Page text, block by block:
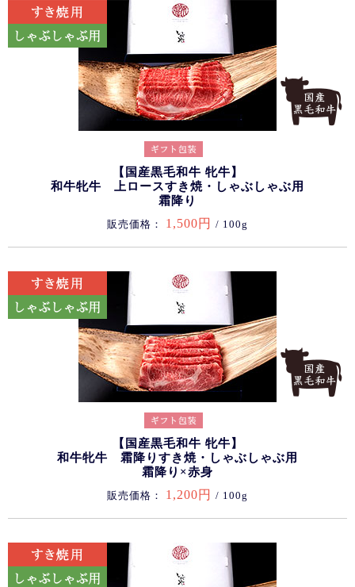
【国産黒毛和牛 牝牛】
和牛牝牛 上ロースすき焼・しゃぶしゃぶ用
霜降り
販売価格： 1,500円 / 100g
【国産黒毛和牛 牝牛】
和牛牝牛 霜降りすき焼・しゃぶしゃぶ用
霜降り×赤身
販売価格： 1,200円 / 100g